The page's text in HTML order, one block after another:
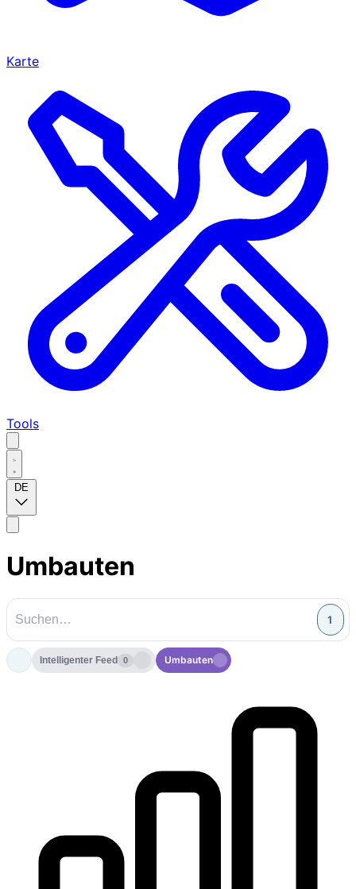
Karte
Tools
DE
Umbauten
1
Intelligenter Feed 0 Umbauten